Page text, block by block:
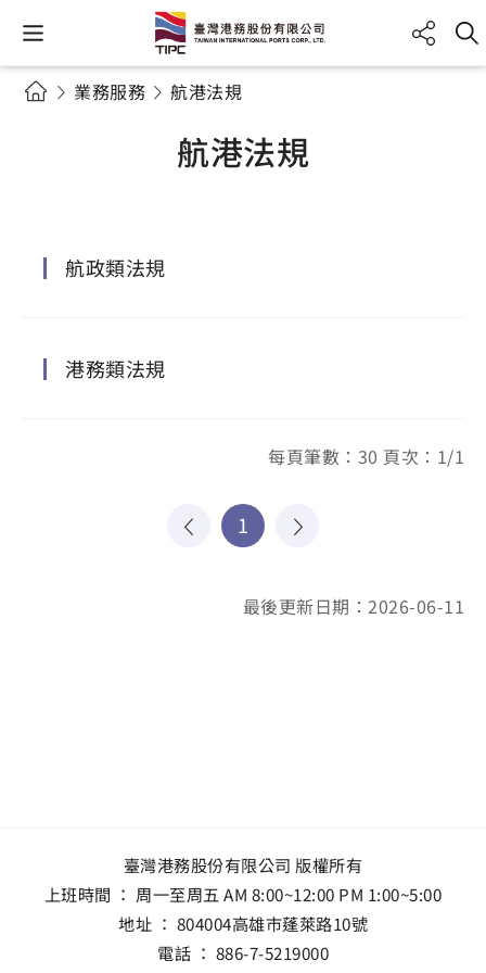
業務服務 航港法規
航港法規
航政類法規
港務類法規
每頁筆數：30 頁次：1/1
1
最後更新日期：2026-06-11
臺灣港務股份有限公司 版權所有
上班時間 ： 周一至周五 AM 8:00~12:00 PM 1:00~5:00
地址 ： 804004高雄市蓬萊路10號
電話 ： 886-7-5219000